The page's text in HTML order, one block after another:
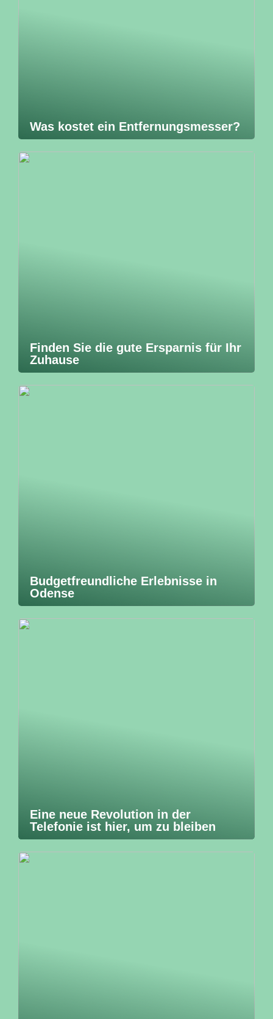
Was kostet ein Entfernungsmesser?
Finden Sie die gute Ersparnis für Ihr
Zuhause
Budgetfreundliche Erlebnisse in
Odense
Eine neue Revolution in der
Telefonie ist hier, um zu bleiben